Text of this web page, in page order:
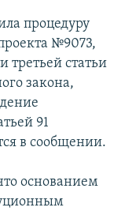
процедуру
№9073,
третьей статьи
закона,
91
в сообщении.
основанием